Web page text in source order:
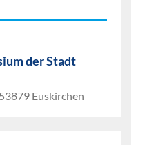
der Stadt
Euskirchen